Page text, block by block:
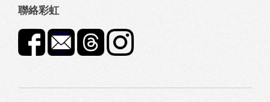
聯絡彩虹